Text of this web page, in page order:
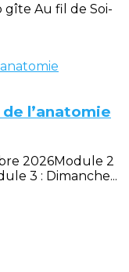
gîte Au fil de Soi-
l’anatomie
2026Module 2
3 : Dimanche...